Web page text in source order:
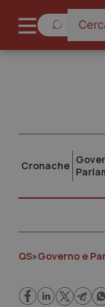
Cronache
QS»Governo e